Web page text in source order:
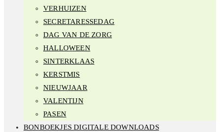
VERHUIZEN
SECRETARESSEDAG
DAG VAN DE ZORG
HALLOWEEN
SINTERKLAAS
KERSTMIS
NIEUWJAAR
VALENTIJN
PASEN
BONBOEKJES DIGITALE DOWNLOADS